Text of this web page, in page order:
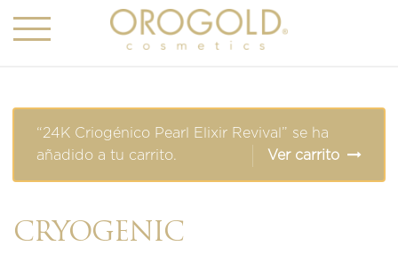
“24K Criogénico Pearl Elixir Revival” se ha
añadido a tu carrito.
Ver carrito
CRYOGENIC